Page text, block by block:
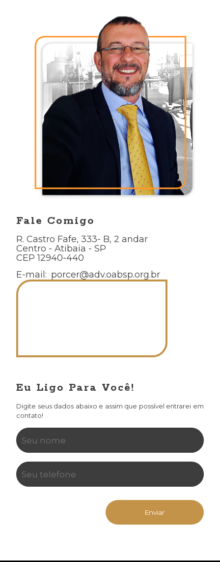
Fale Comigo
R. Castro Fafe, 333- B, 2 andar
Centro - Atibaia - SP
CEP 12940-440
E-mail: porcer@adv.oabsp.org.br
Eu Ligo Para Você!
Digite seus dados abaixo e assim que possível entrarei em
contato!